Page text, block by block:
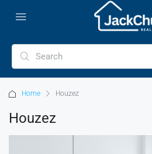
Home Houzez
Houzez